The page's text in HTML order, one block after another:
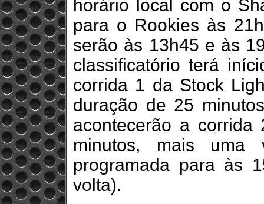
horário local com o
para o Rookies às
serão às 13h45 e às
classificatório terá
corrida 1 da Stock
duração de 25
acontecerão a
minutos, mais
programada para às
volta).